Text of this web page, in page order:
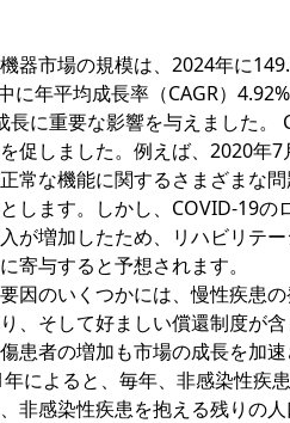
器市場の規模は、2024年に
に年平均成長率（CAGR）
長に重要な影響を与えました
促しました。例えば、2020年
常な機能に関するさまざまな
します。しかし、COVID-19
が増加したため、リハビリテ
寄与すると予想されます。
因のいくつかには、慢性疾患
、そして好ましい償還制度が
患者の増加も市場の成長を加速
によると、毎年、非感染性疾
非感染性疾患を抱える残りの